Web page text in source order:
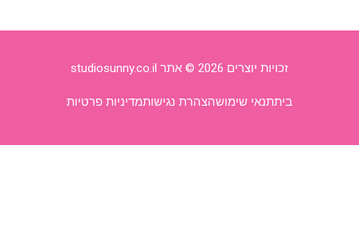
זכויות יוצרים 2026 © אתר studiosunny.co.il
תנאי שימושהצהרת נגישותמדיניות פרטיות